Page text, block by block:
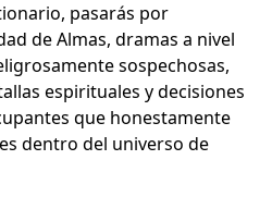
pasarás por
de Almas, dramas a nivel
sospechosas,
espirituales y decisiones
que honestamente
dentro del universo de